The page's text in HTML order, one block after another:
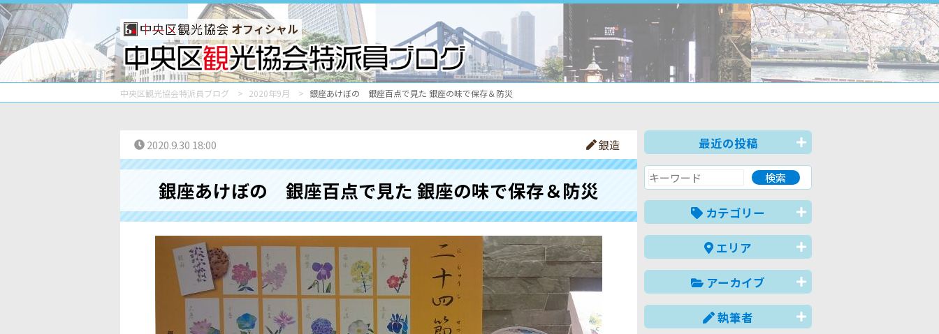
オフィシャル
中央区観光協会特派員ブログ 2020年9月 銀座あけぼの 銀座百点で見た 銀座の味で保存＆防災
2020.9.30 18:00 銀造
銀座あけぼの 銀座百点で見た 銀座の味で保存＆防災
最近の投稿
カテゴリー
エリア
アーカイブ
執筆者